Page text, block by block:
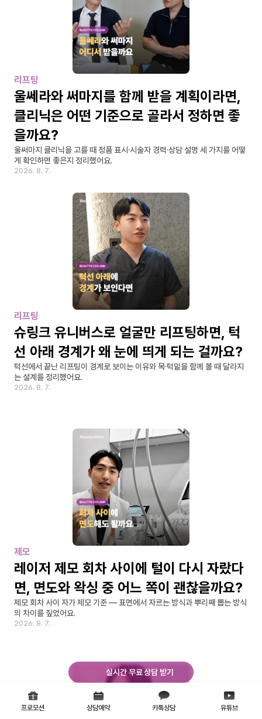
리프팅
울쎄라와 써마지를 함께 받을 계획이라면,
클리닉은 어떤 기준으로 골라서 정하면 좋
을까요?
울써마지 클리닉을 고를 때 정품 표시·시술자 경력·상담 설명 세 가지를 어떻
게 확인하면 좋은지 정리했어요.
2026. 8. 7.
리프팅
슈링크 유니버스로 얼굴만 리프팅하면, 턱
선 아래 경계가 왜 눈에 띄게 되는 걸까요?
턱선에서 끝난 리프팅이 경계로 보이는 이유와 목·턱밑을 함께 볼 때 달라지
는 설계를 정리했어요.
2026. 8. 7.
제모
레이저 제모 회차 사이에 털이 다시 자랐다
면, 면도와 왁싱 중 어느 쪽이 괜찮을까요?
제모 회차 사이 자가 제모 기준 — 표면에서 자르는 방식과 뿌리째 뽑는 방식
의 차이를 짚었어요.
2026. 8. 7.
프로모션 상담예약 카톡상담 유튜브
실시간 무료 상담 받기